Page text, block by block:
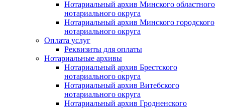
Нотариальный архив Минского областного
нотариального округа
Нотариальный архив Минского городского
нотариального округа
Оплата услуг
Реквизиты для оплаты
Нотариальные архивы
Нотариальный архив Брестского
нотариального округа
Нотариальный архив Витебского
нотариального округа
Нотариальный архив Гродненского